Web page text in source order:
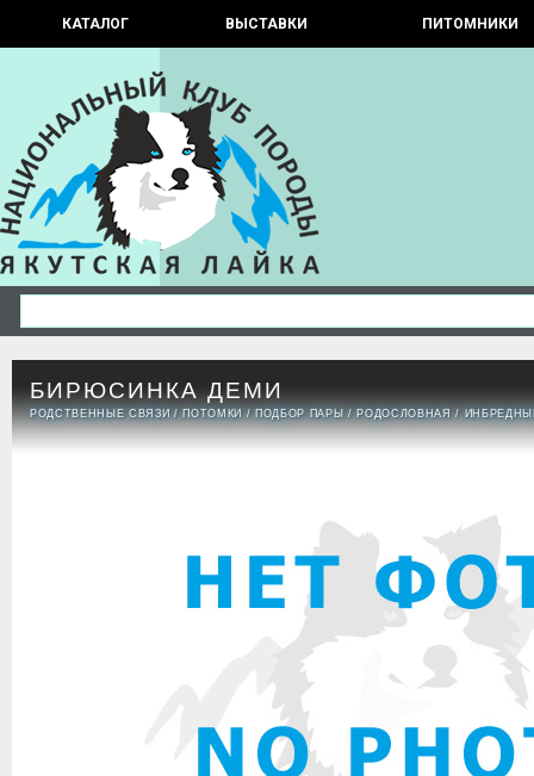
КАТАЛОГ ВЫСТАВКИ ПИТОМНИКИ
БИРЮСИНКА ДЕМИ
РОДСТВЕННЫЕ СВЯЗИ /ПОТОМКИ /ПОДБОР ПАРЫ /РОДОСЛОВНАЯ /